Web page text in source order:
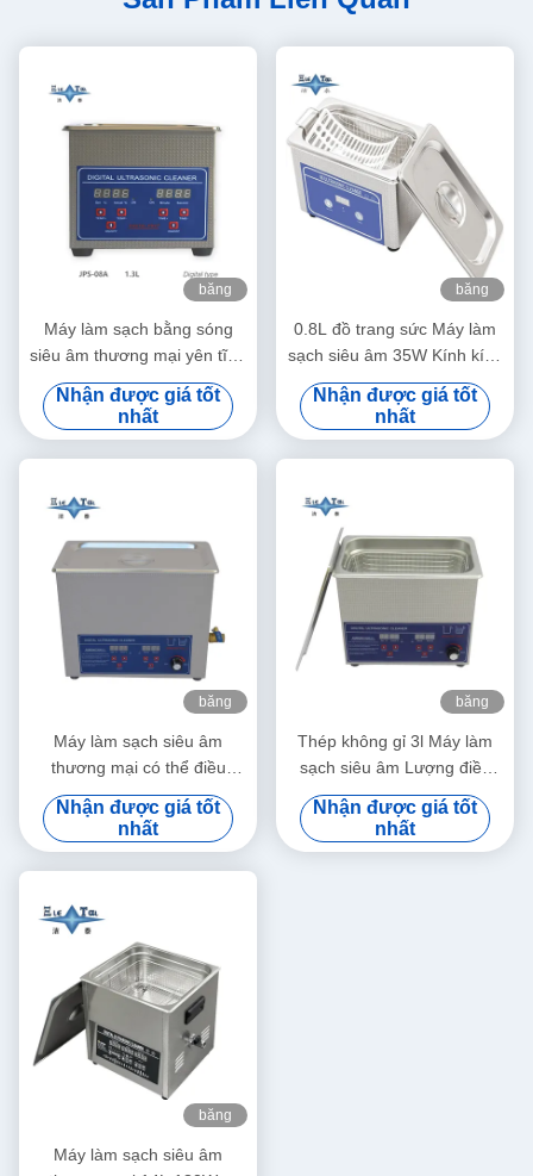
băng
Máy làm sạch bằng sóng
siêu âm thương mại yên tĩnh
1.3L Máy làm sạch bằng
sóng siêu âm kỹ thuật số
60W Với hẹn giờ đa cấp
Nhận được giá tốt
nhất
băng
0.8L đồ trang sức Máy làm
sạch siêu âm 35W Kính kính
siêu âm
Nhận được giá tốt
nhất
băng
Máy làm sạch siêu âm
thương mại có thể điều
chỉnh công suất 6L Máy làm
sạch siêu âm kỹ thuật số
70W - 180W
Nhận được giá tốt
nhất
băng
Thép không gỉ 3l Máy làm
sạch siêu âm Lượng điều
chỉnh Máy làm sạch siêu âm
nhỏ thông minh
Nhận được giá tốt
nhất
băng
Máy làm sạch siêu âm